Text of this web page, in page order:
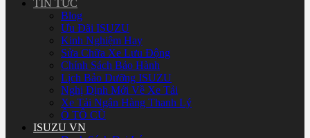
TIN TỨC
Blog
Ưu Đãi ISUZU
Kinh Nghiệm Hay
Sửa Chữa Xe Lưu Động
Chính Sách Bảo Hành
Lịch Bảo Dưỡng ISUZU
Nghị Định Mới Về Xe Tải
Xe Tải Ngân Hàng Thanh Lý
Ô TÔ CŨ
ISUZU VN